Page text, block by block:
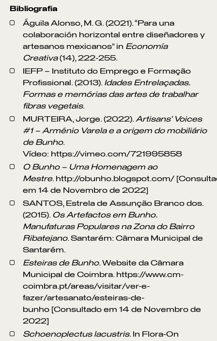
Bibliografia
Águila Alonso, M. G. (2021). “Para una
colaboración horizontal entre diseñadores y
artesanos mexicanos” in Economía
Creativa(14), 222-255.
IEFP – Instituto do Emprego e Formação
Profissional. (2013). Idades Entrelaçadas.
Formas e memórias das artes de trabalhar
fibras vegetais.
MURTEIRA, Jorge. (2022). Artisans' Voices
#1 – Arménio Varela e a origem do mobiliário
de Bunho.
Vídeo: https://vimeo.com/721995858
O Bunho – Uma Homenagem ao
Mestre. http://obunho.blogspot.com/
em 14 de Novembro de 2022]
SANTOS, Estrela de Assunção Branco dos.
(2015). Os Artefactos em Bunho.
Manufaturas Populares na Zona do Bairro
Ribatejano. Santarém: Câmara Municipal de
Santarém.
Esteiras de Bunho. Website da Câmara
Municipal de Coimbra. https://www.cm-
coimbra.pt/areas/visitar/ver-e-
fazer/artesanato/esteiras-de-
bunho [Consultado em 14 de Novembro de
2022]
Schoenoplectus lacustris. In Flora-On